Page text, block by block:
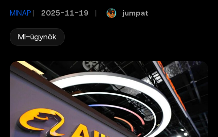
MINAP / 2025-11-19 jumpat
MI-ügynök